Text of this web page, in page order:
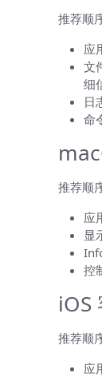
推荐顺
应
文
细
日
命
推荐顺
应
显
控
iOS
推荐顺
应